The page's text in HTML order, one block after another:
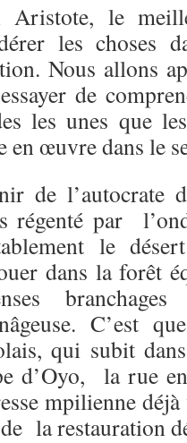
Aristote, le
les choses
Nous allons
de
les unes que
en œuvre dans le
de
régenté par
le
dans la forêt
C’est
qui subit
d’Oyo, la rue
mpilienne
la restauration